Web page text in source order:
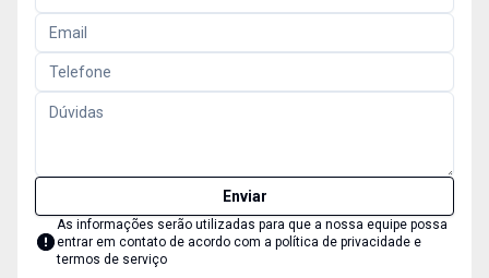
Enviar
As informações serão utilizadas para que a nossa equipe possa
entrar em contato de acordo com a política de privacidade e
termos de serviço